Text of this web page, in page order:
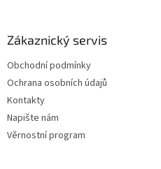
Zákaznický servis
Obchodní podmínky
Ochrana osobních údajů
Kontakty
Napište nám
Věrnostní program